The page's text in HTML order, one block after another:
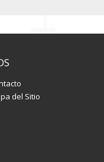
del Sitio